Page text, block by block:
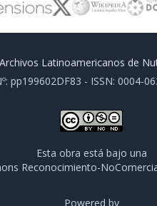
Archivos Latinoamericanos de
pp199602DF83 - ISSN: 0004-
Esta obra está bajo una
Reconocimiento-
Powered by